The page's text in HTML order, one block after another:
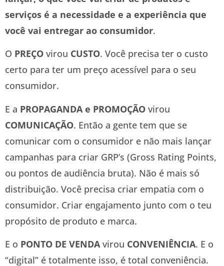
serviços é a necessidade e a experiência que
você vai entregar ao consumidor.
O PREÇO virou CUSTO. Você precisa ter o custo
certo para ter um preço acessível para o seu
consumidor.
E a PROPAGANDA e PROMOÇÃO virou
COMUNICAÇÃO. Então a gente tem que se
comunicar com o consumidor e não mais lançar
campanhas para criar GRP’s (Gross Rating Points,
ou pontos de audiência bruta). Não é mais só
distribuição. Você precisa criar empatia com o
consumidor. Criar engajamento junto com o teu
propósito de produto e marca.
E o PONTO DE VENDAvirou CONVENIÊNCIA. E o
“digital” é totalmente isso, é total conveniência.